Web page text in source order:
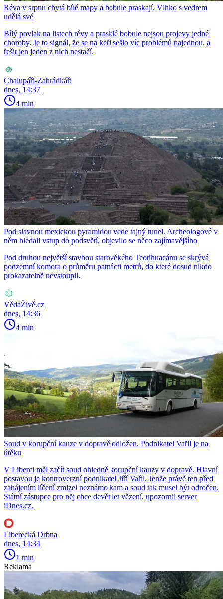
Réva v srpnu chytá bílé mapy a bobule praskají. Vlhko s vedrem
udělá své
Bílý povlak na listech révy a prasklé bobule nejsou projevy jedné
choroby. Je to signál, že se na keři sešlo víc problémů najednou, a
řešit jen jeden z nich nestačí.
Chalupáři-Zahrádkáři
dnes, 14:37
4 min
Pod slavnou mexickou pyramidou vede tajný tunel. Archeologové v
něm hledali vstup do podsvětí, objevilo se něco zajímavějšího
Pod druhou největší stavbou starověkého Teotihuacánu se skrývá
podzemní komora o průměru patnácti metrů, do které dosud nikdo
prokazatelně nevstoupil.
VědaŽivě.cz
dnes, 14:36
4 min
Soud v korupční kauze v dopravě odložen. Podnikatel Vařil je na
útěku
V Liberci měl začít soud ohledně korupční kauzy v dopravě. Hlavní
postavou je kontroverzní podnikatel Jiří Vařil. Jenže právě ten před
zahájením líčení zmizel neznámo kam a soud tak musel být odročen.
Státní zástupce pro něj chce devět let vězení, upozornil server
iDnes.cz.
Liberecká Drbna
dnes, 14:34
1 min
Reklama